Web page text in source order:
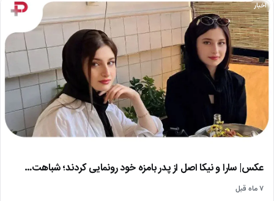
اخبار
عکس| سارا و نیکا اصل از پدر بامزه خود رونمایی کردند؛ شباهت…
۷ ماه قبل